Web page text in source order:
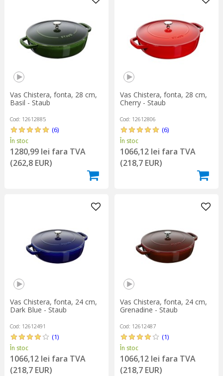
Vas Chistera, fonta, 28 cm,
Basil - Staub
Cod: 12612885
(6)
În stoc
1280,99 lei fara TVA
(262,8 EUR)
Vas Chistera, fonta, 28 cm,
Cherry - Staub
Cod: 12612806
(6)
În stoc
1066,12 lei fara TVA
(218,7 EUR)
Vas Chistera, fonta, 24 cm,
Dark Blue - Staub
Cod: 12612491
(1)
În stoc
1066,12 lei fara TVA
(218,7 EUR)
Vas Chistera, fonta, 24 cm,
Grenadine - Staub
Cod: 12612487
(1)
În stoc
1066,12 lei fara TVA
(218,7 EUR)